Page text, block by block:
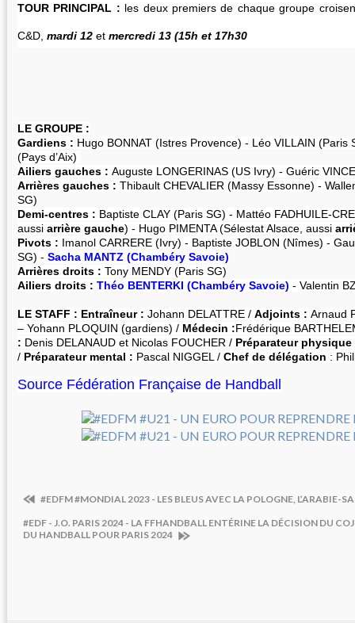
TOUR PRINCIPAL : les deux premiers de chaque groupe
C&D, mardi 12 et mercredi 13 (15h et 17h30
LE GROUPE :
Gardiens : Hugo BONNAT (Istres Provence) - Léo VILLAIN (Paris
(Pays d’Aix)
Ailiers gauches : Auguste LONGERINAS (US Ivry) - Guéric
Arrières gauches : Thibault CHEVALIER (Massy Essonne) -
SG)
Demi-centres : Baptiste CLAY (Paris SG) - Mattéo FADHUILE-
aussi arrière gauche) - Hugo PIMENTA (Sélestat Alsace, aussi
Pivots : Imanol CARRERE (Ivry) - Baptiste JOBLON (Nîmes) -
SG) - Sacha MANTZ (Chambéry Savoie)
Arrières droits : Tony MENDY (Paris SG)
Ailiers droits : Théo BENTERKI (Chambéry Savoie) - Valentin
LE STAFF : Entraîneur : Johann DELATTRE / Adjoints : Arnaud
– Yohann PLOQUIN (gardiens) / Médecin :Frédérique
: Denis DELANAUD et Nicolas FOUCHER / Préparateur
/ Préparateur mental : Pascal NIGGEL / Chef de délégation :
Source Fédération Française de Handball
#EDFM #MONDIAL 2023 - LES BLEUS AVEC LA POLOGNE, L’ARABIE-
#EDF - J.O. PARIS 2024 - LA FFHANDBALL ENTÉRINE LA DÉCISION DU
DU HANDBALL POUR PARIS 2024